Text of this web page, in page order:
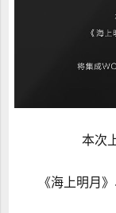
本次
《海上明月